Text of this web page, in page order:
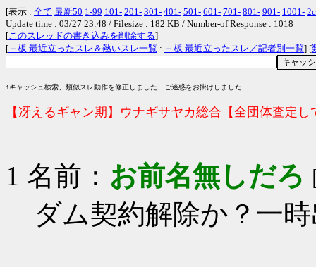
[表示 : 全て 最新50 1-99 101- 201- 301- 401- 501- 601- 701- 801- 901- 1001-
Update time : 03/27 23:48 / Filesize : 182 KB / Number-of Response : 1018
[このスレッドの書き込みを削除する]
[ ＋板 最近立ったスレ＆熱いスレ一覧 : ＋板 最近立ったスレ／記者別一覧] [
↑キャッシュ検索、類似スレ動作を修正しました、ご迷惑をお掛けしました
【冴えるギャン期】ウナギサヤカ総合【全団体査定し
1 名前： お前名無しだろ
ダム契約解除か？一